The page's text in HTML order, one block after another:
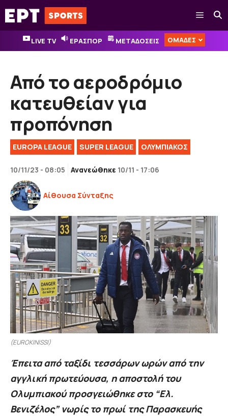
Μετάβαση
σε
περιεχόμενο
Μενού
LIVE TV ΕΡΑΣΠΟΡ ΜΕΤΑΔΟΣΕΙΣ ΟΜΑΔΕΣ
Από το αεροδρόμιο
κατευθείαν για
προπόνηση
EUROPA LEAGUE SUPER LEAGUE ΟΛΥΜΠΙΑΚΟΣ
10/11/23 - 08:05 Ανανεώθηκε 10/11 - 17:06
Αίθουσα Σύνταξης
(EUROKINISSI)
Έπειτα από ταξίδι τεσσάρων ωρών από την
αγγλική πρωτεύουσα, η αποστολή του
Ολυμπιακού προσγειώθηκε στο “Ελ.
Βενιζέλος” νωρίς το πρωί της Παρασκευής